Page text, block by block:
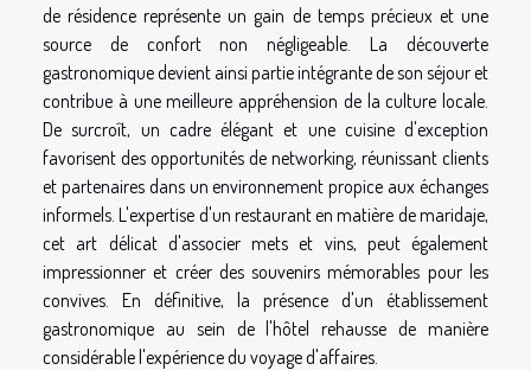
de résidence représente un gain de temps précieux et une
source de confort non négligeable. La découverte
gastronomique devient ainsi partie intégrante de son séjour et
contribue à une meilleure appréhension de la culture locale.
De surcroît, un cadre élégant et une cuisine d'exception
favorisent des opportunités de networking, réunissant clients
et partenaires dans un environnement propice aux échanges
informels. L'expertise d'un restaurant en matière de maridaje,
cet art délicat d'associer mets et vins, peut également
impressionner et créer des souvenirs mémorables pour les
convives. En définitive, la présence d'un établissement
gastronomique au sein de l'hôtel rehausse de manière
considérable l'expérience du voyage d'affaires.